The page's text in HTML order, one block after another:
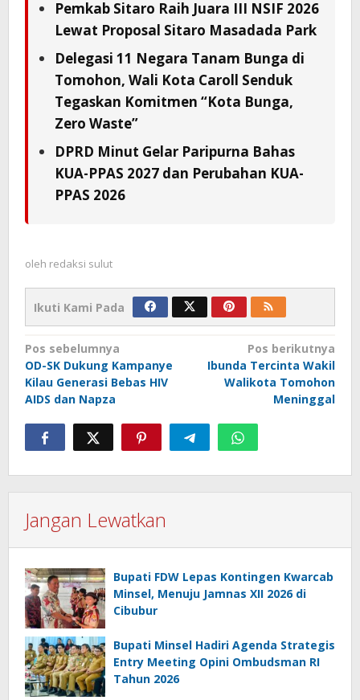
Pemkab Sitaro Raih Juara III NSIF 2026
Lewat Proposal Sitaro Masadada Park
Delegasi 11 Negara Tanam Bunga di
Tomohon, Wali Kota Caroll Senduk
Tegaskan Komitmen “Kota Bunga,
Zero Waste”
DPRD Minut Gelar Paripurna Bahas
KUA-PPAS 2027 dan Perubahan KUA-
PPAS 2026
oleh redaksi sulut
Ikuti Kami Pada
Navigasi
pos
Pos sebelumnya
OD-SK Dukung Kampanye
Kilau Generasi Bebas HIV
AIDS dan Napza
Pos berikutnya
Ibunda Tercinta Wakil
Walikota Tomohon
Meninggal
Jangan Lewatkan
Bupati FDW Lepas Kontingen Kwarcab
Minsel, Menuju Jamnas XII 2026 di
Cibubur
Bupati Minsel Hadiri Agenda Strategis
Entry Meeting Opini Ombudsman RI
Tahun 2026